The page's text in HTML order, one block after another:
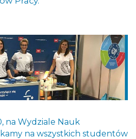
na Wydziale Nauk
na wszystkich studentów